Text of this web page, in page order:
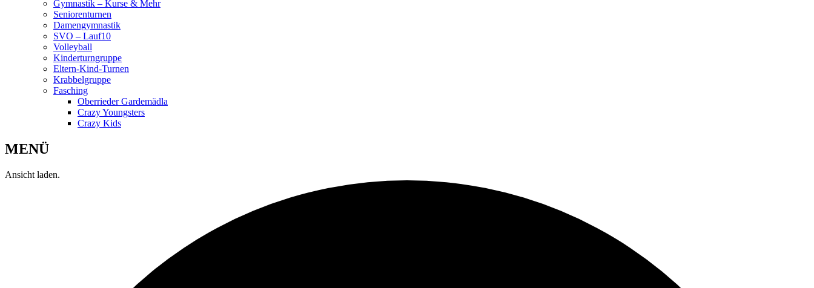
Gymnastik – Kurse & Mehr
Seniorenturnen
Damengymnastik
SVO – Lauf10
Volleyball
Kinderturngruppe
Eltern-Kind-Turnen
Krabbelgruppe
Fasching
Oberrieder Gardemädla
Crazy Youngsters
Crazy Kids
MENÜ
Ansicht laden.